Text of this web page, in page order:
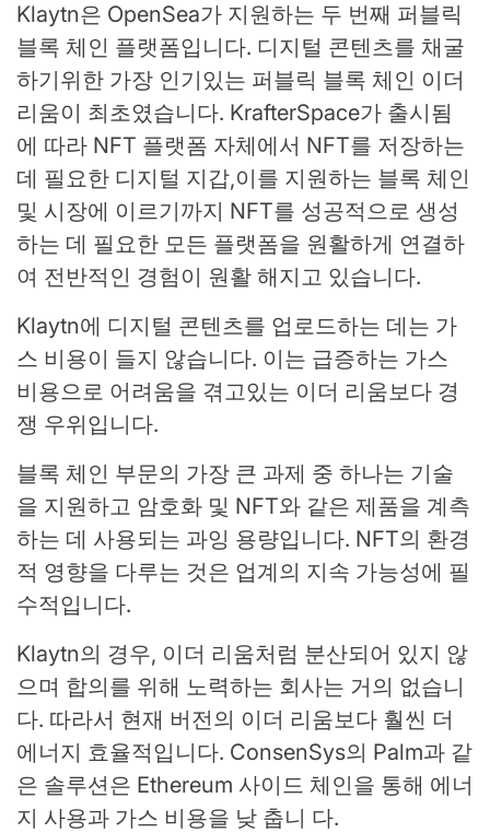
Klaytn은 OpenSea가 지원하는 두 번째 퍼블릭
블록 체인 플랫폼입니다. 디지털 콘텐츠를 채굴
하기위한 가장 인기있는 퍼블릭 블록 체인 이더
리움이 최초였습니다. KrafterSpace가 출시됨
에 따라 NFT 플랫폼 자체에서 NFT를 저장하는
데 필요한 디지털 지갑,이를 지원하는 블록 체인
및 시장에 이르기까지 NFT를 성공적으로 생성
하는 데 필요한 모든 플랫폼을 원활하게 연결하
여 전반적인 경험이 원활 해지고 있습니다.
Klaytn에 디지털 콘텐츠를 업로드하는 데는 가
스 비용이 들지 않습니다. 이는 급증하는 가스
비용으로 어려움을 겪고있는 이더 리움보다 경
쟁 우위입니다.
블록 체인 부문의 가장 큰 과제 중 하나는 기술
을 지원하고 암호화 및 NFT와 같은 제품을 계측
하는 데 사용되는 과잉 용량입니다. NFT의 환경
적 영향을 다루는 것은 업계의 지속 가능성에 필
수적입니다.
Klaytn의 경우, 이더 리움처럼 분산되어 있지 않
으며 합의를 위해 노력하는 회사는 거의 없습니
다. 따라서 현재 버전의 이더 리움보다 훨씬 더
에너지 효율적입니다. ConsenSys의 Palm과 같
은 솔루션은 Ethereum 사이드 체인을 통해 에너
지 사용과 가스 비용을 낮 춥니 다.